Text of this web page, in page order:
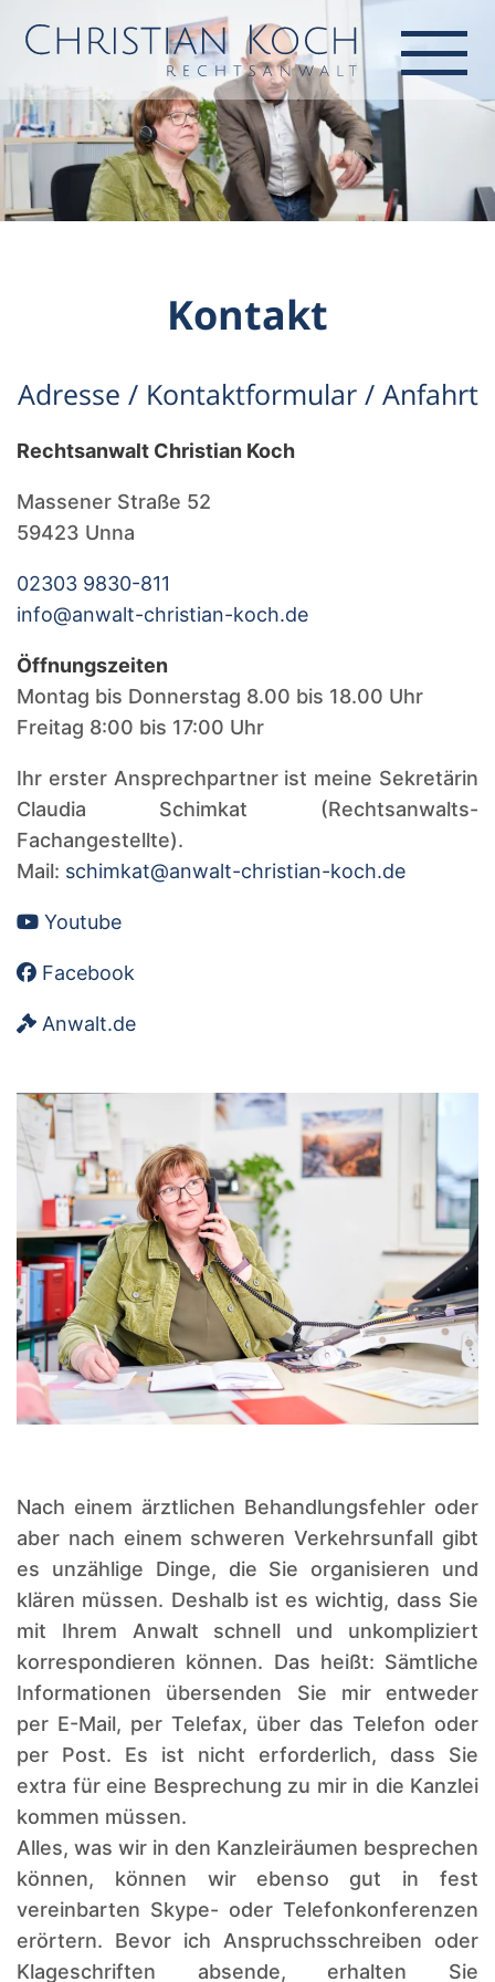
Kontakt
Adresse / Kontaktformular / Anfahrt
Rechtsanwalt Christian Koch
Massener Straße 52
59423 Unna
02303 9830-811
info@anwalt-christian-koch.de
Öffnungszeiten
Montag bis Donnerstag 8.00 bis 18.00 Uhr
Freitag 8:00 bis 17:00 Uhr
Ihr erster Ansprechpartner ist meine Sekretärin
Claudia Schimkat (Rechtsanwalts-
Fachangestellte).
Mail: schimkat@anwalt-christian-koch.de
Youtube
Facebook
Anwalt.de
Nach einem ärztlichen Behandlungsfehler oder
aber nach einem schweren Verkehrsunfall gibt
es unzählige Dinge, die Sie organisieren und
klären müssen. Deshalb ist es wichtig, dass Sie
mit Ihrem Anwalt schnell und unkompliziert
korrespondieren können. Das heißt: Sämtliche
Informationen übersenden Sie mir entweder
per E-Mail, per Telefax, über das Telefon oder
per Post. Es ist nicht erforderlich, dass Sie
extra für eine Besprechung zu mir in die Kanzlei
kommen müssen.
Alles, was wir in den Kanzleiräumen besprechen
können, können wir ebenso gut in fest
vereinbarten Skype- oder Telefonkonferenzen
erörtern. Bevor ich Anspruchsschreiben oder
Klageschriften absende, erhalten Sie